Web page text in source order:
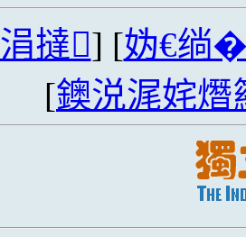
涓撻] [妫€绱
[鐭涚浘姹熸